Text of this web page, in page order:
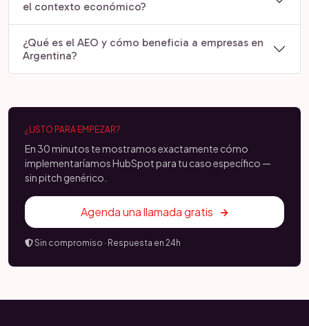
el contexto económico?
¿Qué es el AEO y cómo beneficia a empresas en
Argentina?
¿LISTO PARA EMPEZAR?
En 30 minutos te mostramos exactamente cómo
implementaríamos HubSpot para tu caso específico —
sin pitch genérico.
Agenda una llamada gratis
Sin compromiso · Respuesta en 24h